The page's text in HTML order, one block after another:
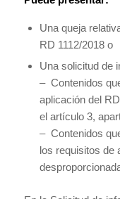
Una queja
RD 1112/2018 o
Una solicitud de
– Contenidos
aplicación del
el artículo 3,
– Contenidos
los requisitos de